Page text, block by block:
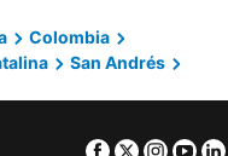
Beach Hotel
Aquarium
Hotel
Maryland
Colombia
San Andrés
Facebook
Twitter